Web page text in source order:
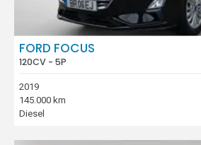
FORD FOCUS
120CV - 5P
2019
145.000 km
Diesel